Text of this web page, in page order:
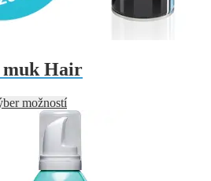
muk Hair
možnostíTento
produkt
viacero
variantov.
Možnosti